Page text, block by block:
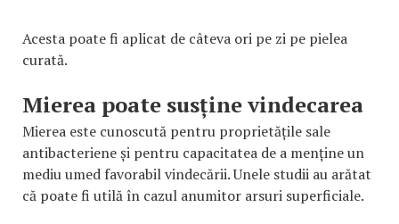
Acesta poate fi aplicat de câteva ori pe zi pe pielea
curată.
Mierea poate susține vindecarea
Mierea este cunoscută pentru proprietățile sale
antibacteriene și pentru capacitatea de a menține un
mediu umed favorabil vindecării. Unele studii au arătat
că poate fi utilă în cazul anumitor arsuri superficiale.